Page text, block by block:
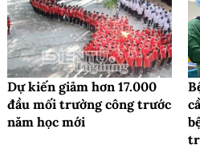
Dự kiến giảm hơn 17.000
đầu mối trường công trước
năm học mới